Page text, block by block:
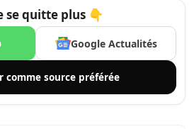
se quitte plus 👇
Google Actualités
comme source préférée